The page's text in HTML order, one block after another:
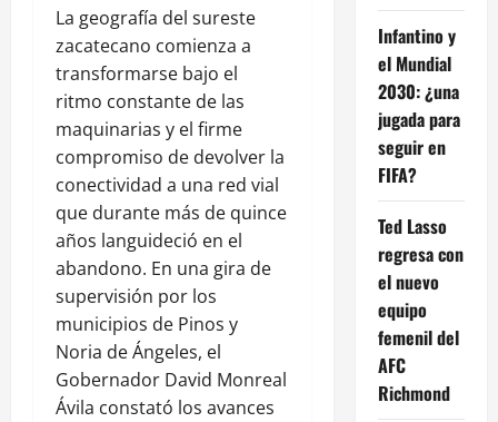
La geografía del sureste
zacatecano comienza a
transformarse bajo el
ritmo constante de las
maquinarias y el firme
compromiso de devolver la
conectividad a una red vial
que durante más de quince
años languideció en el
abandono. En una gira de
supervisión por los
municipios de Pinos y
Noria de Ángeles, el
Gobernador David Monreal
Ávila constató los avances
Infantino y
el Mundial
2030: ¿una
jugada para
seguir en
FIFA?
Ted Lasso
regresa con
el nuevo
equipo
femenil del
AFC
Richmond